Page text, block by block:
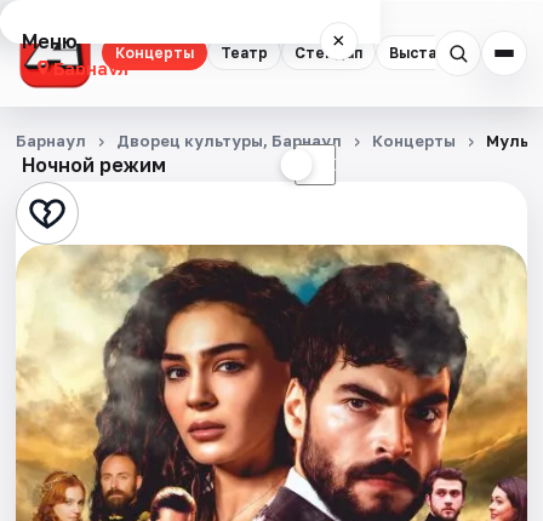
Концерты Театр Стендап Выставки Спорт
Меню ×
Барнаул
Концерты
Театр
Стендап
Выставки
Спорт
События
Города
Ночной режим ☾
Барнаул Дворец культуры, Барнаул Концерты